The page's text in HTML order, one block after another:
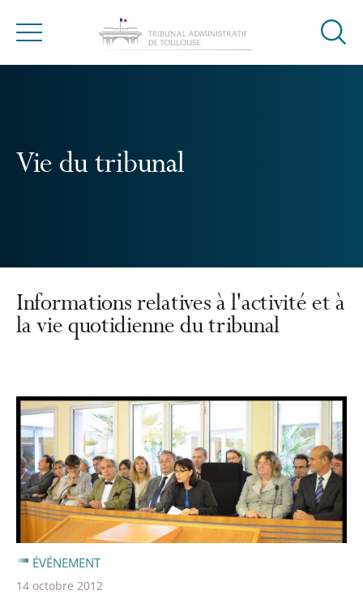
Menu
Ouvrir
Vie du tribunal
Informations relatives à l'activité et à
la vie quotidienne du tribunal
ÉVÉNEMENT
14 octobre 2012